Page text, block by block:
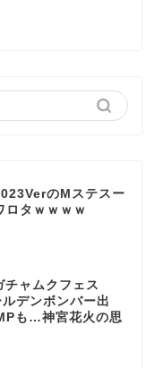
のMステスー
ロタｗｗｗｗ
ャムクフェス
デンボンバー出
も…神宮花火の思